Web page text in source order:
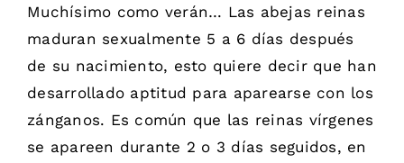
Muchísimo como verán… Las abejas reinas
maduran sexualmente 5 a 6 días después
de su nacimiento, esto quiere decir que han
desarrollado aptitud para aparearse con los
zánganos. Es común que las reinas vírgenes
se apareen durante 2 o 3 días seguidos, en